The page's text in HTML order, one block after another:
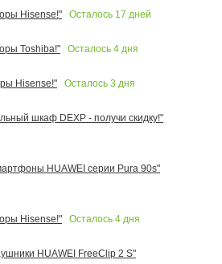
Hisense!"
Осталось 17 дней
Toshiba!"
Осталось 4 дня
Hisense!"
Осталось 3 дня
шкаф DEXP - получи скидку!"
HUAWEI серии Pura 90s"
Hisense!"
Осталось 4 дня
HUAWEI FreeClip 2 S"